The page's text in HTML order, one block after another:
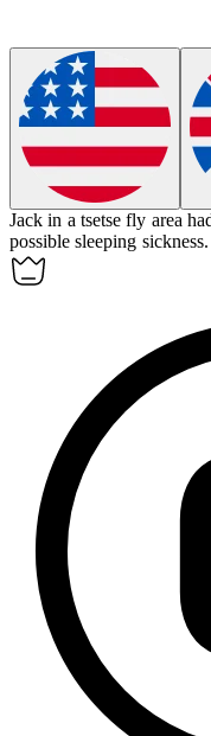
Jack in a tsetse fly area
possiblesleeping sickness.